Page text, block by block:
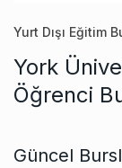
Yurt Dışı Eğitim
York
Öğrenci
Güncel